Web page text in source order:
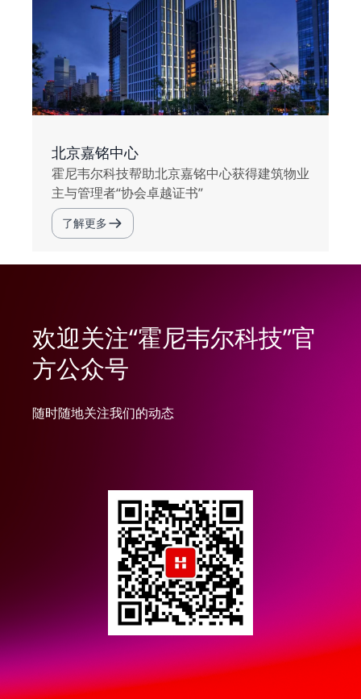
北京嘉铭中心
霍尼韦尔科技帮助北京嘉铭中心获得建筑物业
主与管理者“协会卓越证书”
了解更多
欢迎关注“霍尼韦尔科技”官
方公众号
随时随地关注我们的动态